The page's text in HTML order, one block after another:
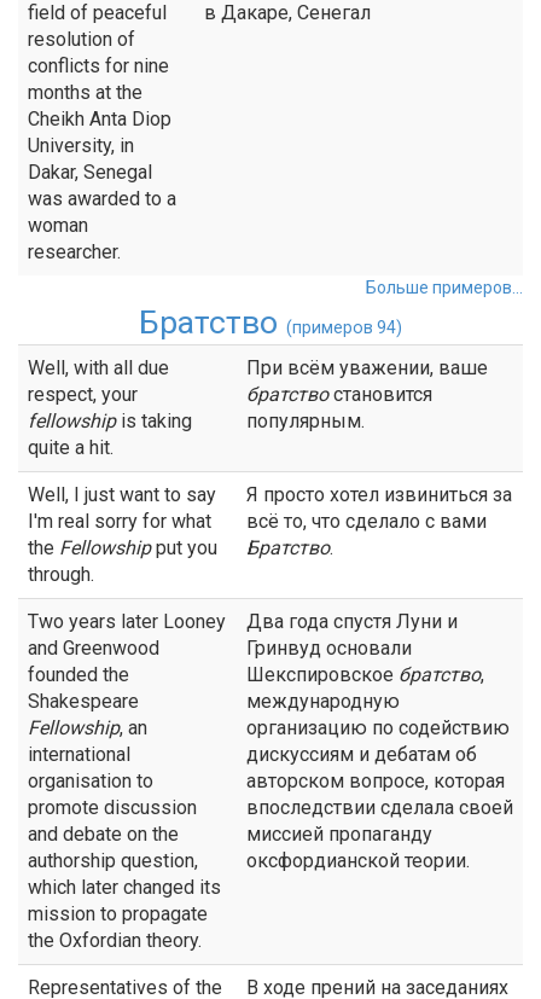
field of peaceful
resolution of
conflicts for nine
months at the
Cheikh Anta Diop
University, in
Dakar, Senegal
was awarded to a
woman
researcher.
в Дакаре, Сенегал
Больше примеров...
Братство (примеров 94)
Well, with all due
respect, your
fellowshipis taking
quite a hit.
При всём уважении, ваше
братствостановится
популярным.
Well, I just want to say
I'm real sorry for what
the Fellowshipput you
through.
Я просто хотел извиниться за
всё то, что сделало с вами
Братство.
Two years later Looney
and Greenwood
founded the
Shakespeare
Fellowship, an
international
organisation to
promote discussion
and debate on the
authorship question,
which later changed its
mission to propagate
the Oxfordian theory.
Два года спустя Луни и
Гринвуд основали
Шекспировское братство,
международную
организацию по содействию
дискуссиям и дебатам об
авторском вопросе, которая
впоследствии сделала своей
миссией пропаганду
оксфордианской теории.
Representatives of the
В ходе прений на заседаниях